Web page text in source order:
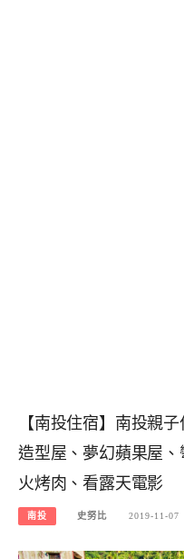
【南投住宿】南投親
造型屋、夢幻蘋果屋
火烤肉、看露天電影
南投 史努比 2019-11-07